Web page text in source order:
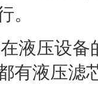
。
液压设备
有液压滤